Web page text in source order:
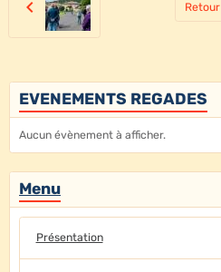
Retour
EVENEMENTS REGADES
Aucun évènement à afficher.
Menu
Présentation